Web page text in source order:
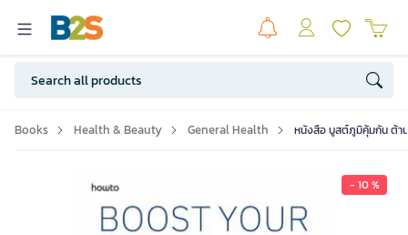
Books Health & Beauty General Health หนังสือ บูสต์ภูมิคุ้มกัน ต้า
- 10 %